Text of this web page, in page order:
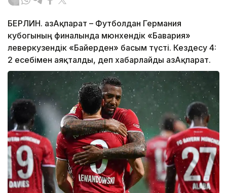
БЕРЛИН. ҚазАқпарат – Футболдан Германия
кубогының финалында мюнхендік «Бавария»
леверкузендік «Байерден» басым түсті. Кездесу 4:
2 есебімен аяқталды, деп хабарлайды ҚазАқпарат.